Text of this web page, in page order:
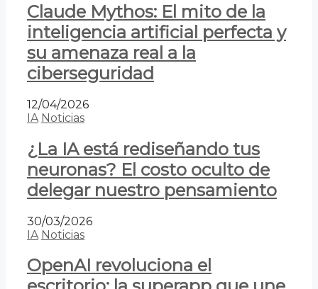
Claude Mythos: El mito de la
inteligencia artificial perfecta y
su amenaza real a la
ciberseguridad
12/04/2026
IA Noticias
¿La IA está rediseñando tus
neuronas? El costo oculto de
delegar nuestro pensamiento
30/03/2026
IA Noticias
OpenAI revoluciona el